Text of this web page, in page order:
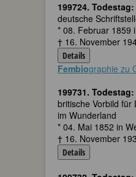
199724. Todestag:
deutsche
* 08. Februar 1859
† 16. November
Details
Fembiographie zu
199731. Todestag:
britische Vorbild für
im Wunderland
* 04. Mai 1852 in
† 16. November
Details